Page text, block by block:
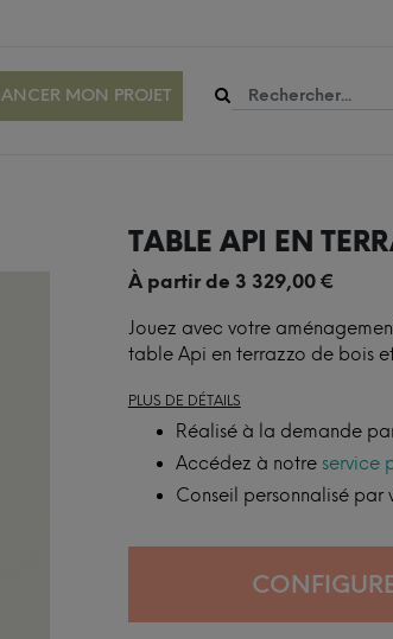
MON PROJET
TABLE API EN
À partir de 3 329,00€
Jouez avec votre
table Api en terrazzo de bois
PLUS DE DÉTAILS
Réalisé à la demande
Accédez à notre service
Conseil personnalisé par